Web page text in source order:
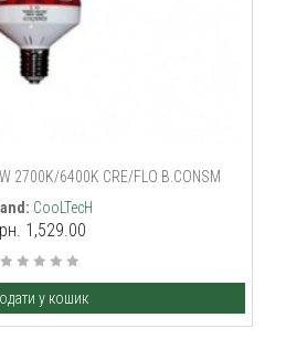
2700K/6400K CRE/FLO B.CONSM
CooLTecH
1,529.00
у кошик